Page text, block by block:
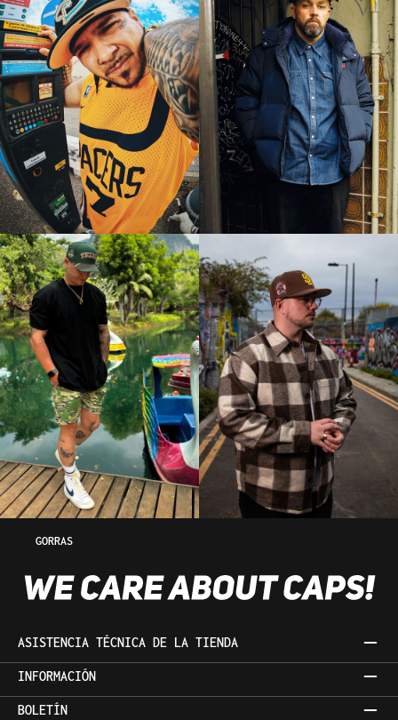
GORRAS
ASISTENCIA TÉCNICA DE LA TIENDA
INFORMACIÓN
BOLETÍN